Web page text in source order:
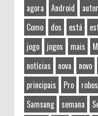
agora Android
Como
dos está
jogo
jogos mais
notícias
nova novo
principais
Pro robos
Samsung
semana